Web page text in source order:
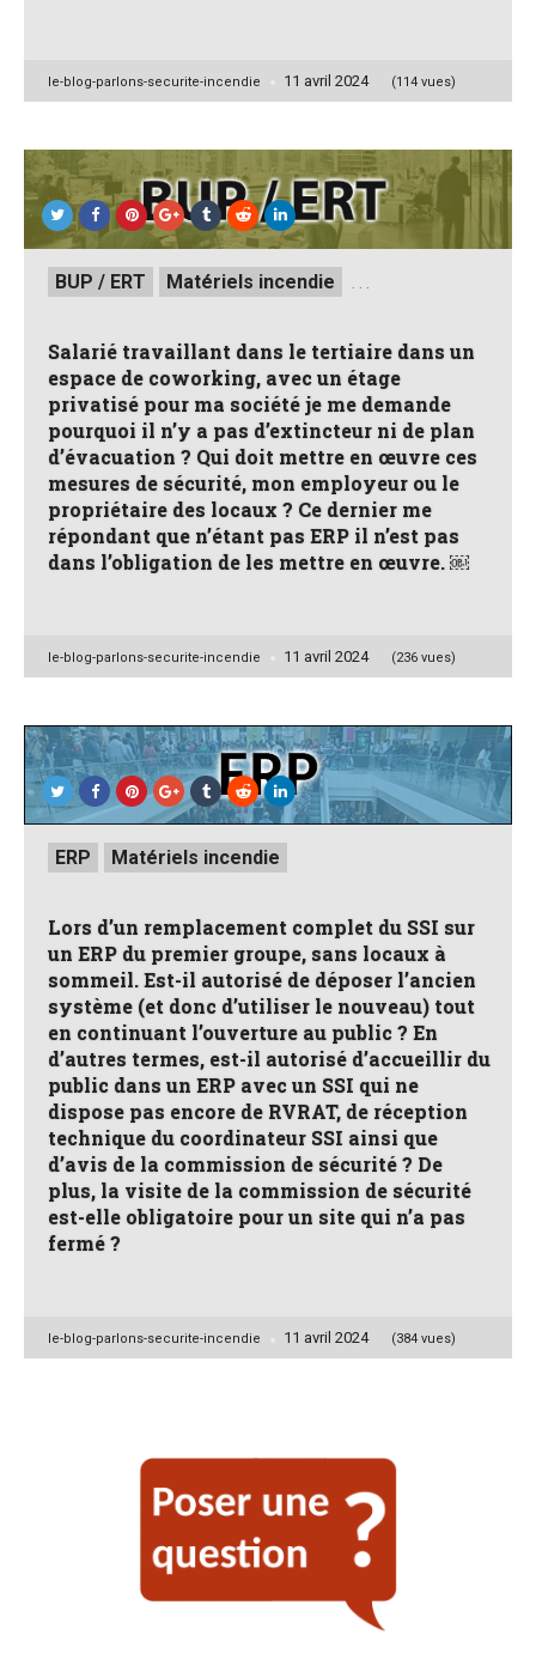
Posted
le-blog-parlons-securite-incendie 11 avril 2024 (114 vues)
Posted
inBUP / ERT Matériels incendie . . .
Salarié travaillant dans le tertiaire dans un
espace de coworking, avec un étage
privatisé pour ma société je me demande
pourquoi il n’y a pas d’extincteur ni de plan
d’évacuation ? Qui doit mettre en œuvre ces
mesures de sécurité, mon employeur ou le
propriétaire des locaux ? Ce dernier me
répondant que n’étant pas ERP il n’est pas
dans l’obligation de les mettre en œuvre. ￼
Posted
le-blog-parlons-securite-incendie 11 avril 2024 (236 vues)
Posted
inERP Matériels incendie
Lors d’un remplacement complet du SSI sur
un ERP du premier groupe, sans locaux à
sommeil. Est-il autorisé de déposer l’ancien
système (et donc d’utiliser le nouveau) tout
en continuant l’ouverture au public ? En
d’autres termes, est-il autorisé d’accueillir du
public dans un ERP avec un SSI qui ne
dispose pas encore de RVRAT, de réception
technique du coordinateur SSI ainsi que
d’avis de la commission de sécurité ? De
plus, la visite de la commission de sécurité
est-elle obligatoire pour un site qui n’a pas
fermé ?
Posted
le-blog-parlons-securite-incendie 11 avril 2024 (384 vues)